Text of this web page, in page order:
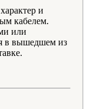
и
кабелем.
или
в вышедшем из